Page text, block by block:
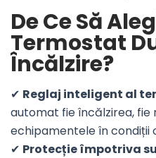
De Ce Să
Termostat
Încălzire?
✔ Reglaj inteligent al
automat fie încălzirea, fie
echipamentele în condiții
✔ Protecție împotriva